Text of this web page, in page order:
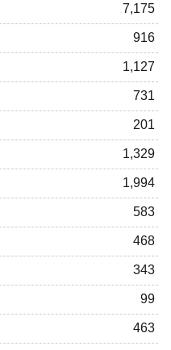
7,175
916
1,127
731
201
1,329
1,994
583
468
343
99
463